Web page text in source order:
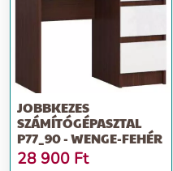
JOBBKEZES
SZÁMÍTÓGÉPASZTAL
P77_90 - WENGE-FEHÉR
28 900 Ft